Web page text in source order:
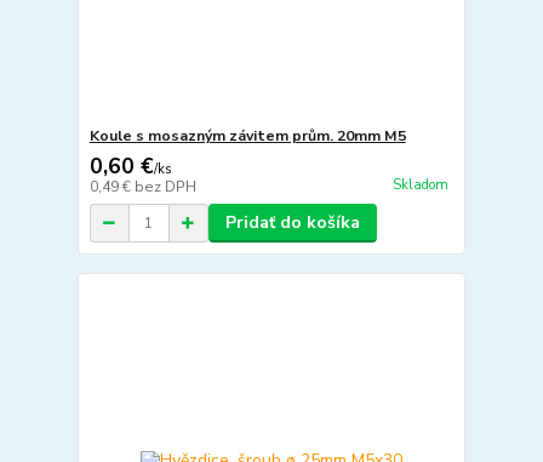
Koule s mosazným závitem prům. 20mm M5
0,60 €/ks
0,49 € bez DPH Skladom
Pridať do košíka